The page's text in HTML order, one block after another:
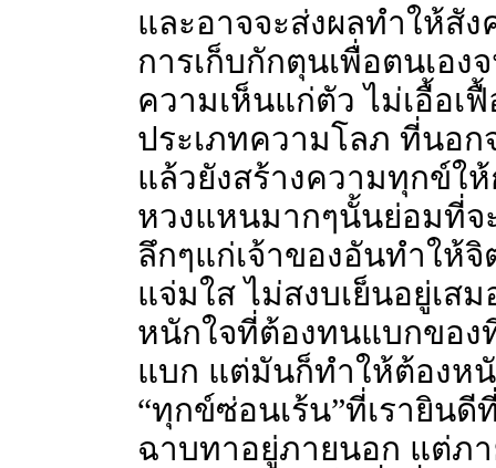
และอาจจะส่งผลทำให้สั
การเก็บกักตุนเพื่อตนเอง
ความเห็นแก่ตัว ไม่เอื้อเ
ประเภทความโลภ ที่นอ
แล้วยังสร้างความทุกข์ใ
หวงแหนมากๆนั้นย่อมที่จ
ลึกๆแก่เจ้าของอันทำให้
แจ่มใส ไม่สงบเย็นอยู่เส
หนักใจที่ต้องทนแบกของ
แบก แต่มันก็ทำให้ต้องหนั
“ทุกข์ซ่อนเร้น”ที่เรายิน
ฉาบทาอยู่ภายนอก แต่ภ